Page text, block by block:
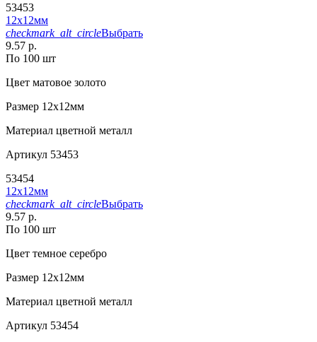
53453
12х12мм
checkmark_alt_circleВыбрать
9.57 р.
По 100 шт
Цвет матовое золото
Размер 12х12мм
Материал цветной металл
Артикул 53453
53454
12х12мм
checkmark_alt_circleВыбрать
9.57 р.
По 100 шт
Цвет темное серебро
Размер 12х12мм
Материал цветной металл
Артикул 53454